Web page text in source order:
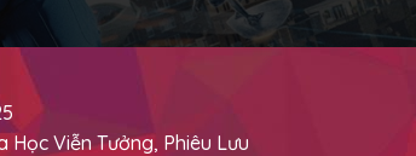
Viễn Tưởng, Phiêu Lưu